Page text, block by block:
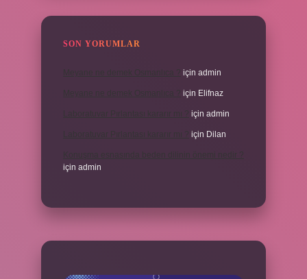
SON YORUMLAR
için admin
için Elifnaz
için admin
için Dilan
için admin